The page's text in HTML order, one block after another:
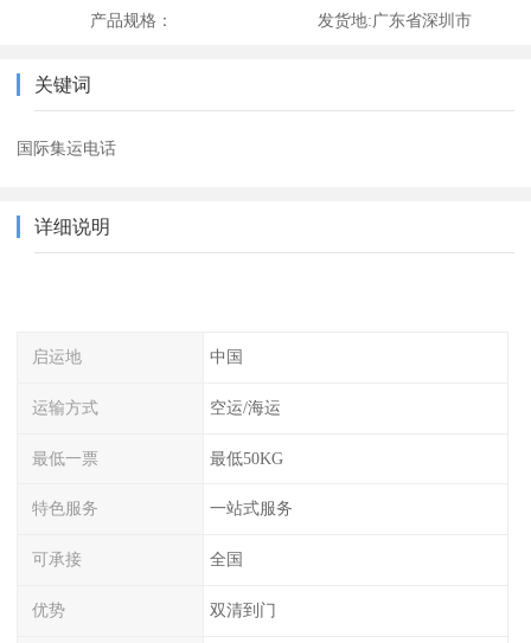
产品规格： 发货地:广东省深圳市
关键词
国际集运电话
详细说明
启运地 中国
运输方式 空运/海运
最低一票 最低50KG
特色服务 一站式服务
可承接 全国
优势 双清到门